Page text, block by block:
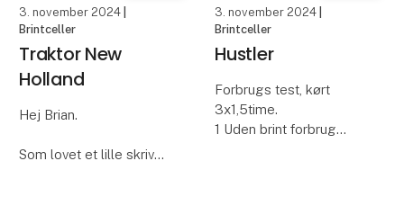
3. november 2024
Brintceller
Traktor New
Holland
Hej Brian.
Som lovet et lille skriv
3. november 2024
Brintceller
Hustler
Forbrugs test, kørt
3x1,5time.
1 Uden brint forbrug